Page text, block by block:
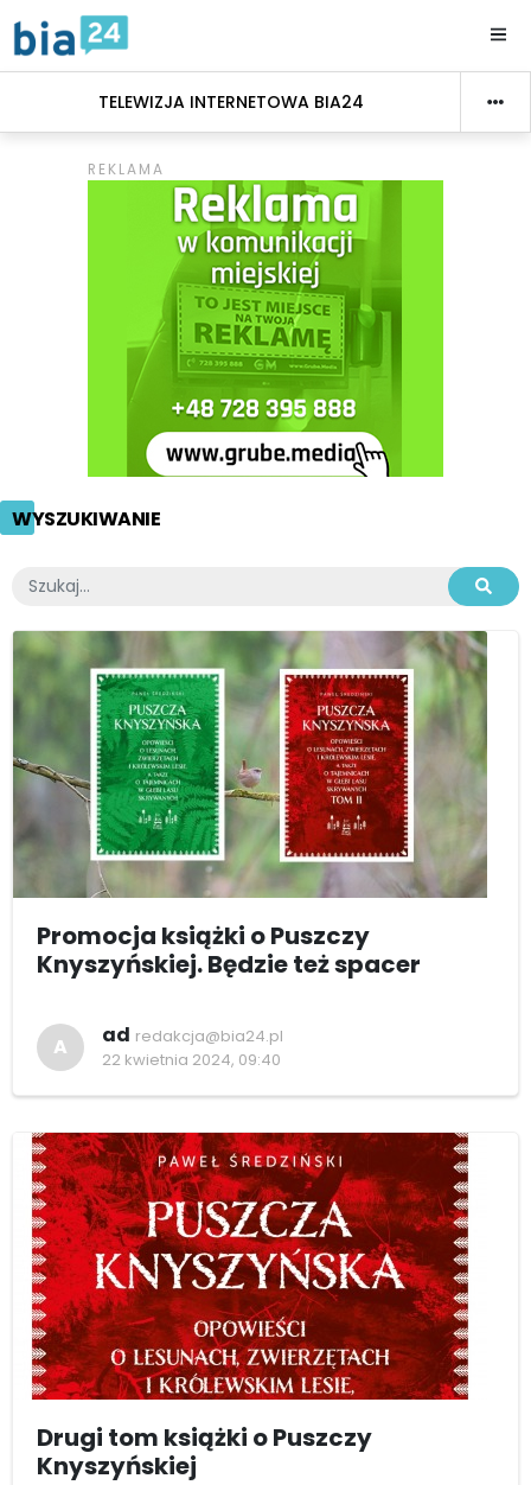
TELEWIZJA INTERNETOWA BIA24
WYSZUKIWANIE
Promocja książki o Puszczy
Knyszyńskiej. Będzie też spacer
A ad redakcja@bia24.pl
22 kwietnia 2024, 09:40
Drugi tom książki o Puszczy
Knyszyńskiej